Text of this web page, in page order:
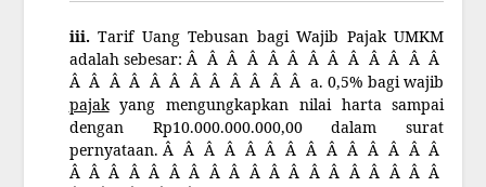
iii.Tarif Uang Tebusan bagi Wajib Pajak UMKM
adalah sebesar: Â Â Â Â Â Â Â Â Â Â Â Â Â
Â Â Â Â Â Â Â Â Â Â Â Â a. 0,5% bagi wajib
pajakyang mengungkapkan nilai harta sampai
dengan Rp10.000.000.000,00 dalam surat
pernyataan. Â Â Â Â Â Â Â Â Â Â Â Â Â Â
Â Â Â Â Â Â Â Â Â Â Â Â Â Â Â Â Â Â Â